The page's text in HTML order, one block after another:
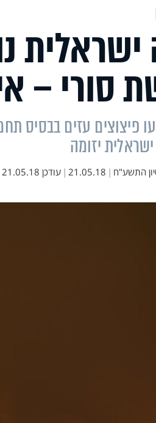
סורי –
פיצוצים עזים בבסיס
יזומה
התשע"ח |
21.05.18
| עודכן 21.05.18 10:51